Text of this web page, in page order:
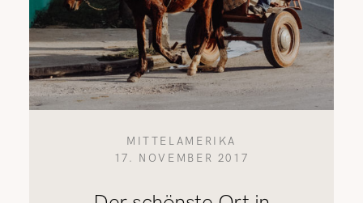
MITTELAMERIKA
17. NOVEMBER 2017
KONTAKT